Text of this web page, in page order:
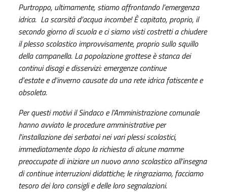
Purtroppo, ultimamente, stiamo affrontando l’emergenza
idrica. La scarsità d’acqua incombe! È capitato, proprio, il
secondo giorno di scuola e ci siamo visti costretti a chiudere
il plesso scolastico improvvisamente, proprio sullo squillo
della campanella. La popolazione grottese è stanca dei
continui disagi e disservizi: emergenze continue
d'estate e d'inverno causate da una rete idrica fatiscente e
obsoleta.
Per questi motivi il Sindaco e l’Amministrazione comunale
hanno avviato le procedure amministrative per
l'installazione dei serbatoi nei vari plessi scolastici,
immediatamente dopo la richiesta di alcune mamme
preoccupate di iniziare un nuovo anno scolastico all’insegna
di continue interruzioni didattiche; le ringraziamo, facciamo
tesoro dei loro consigli e delle loro segnalazioni.